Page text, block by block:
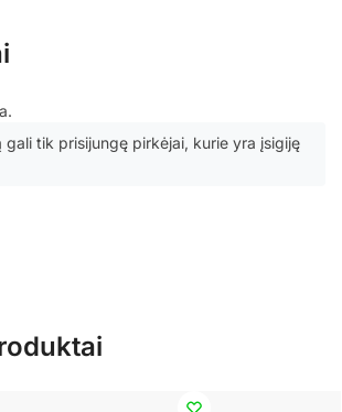
gali tik prisijungę pirkėjai, kurie yra įsigiję